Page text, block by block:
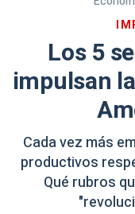
Los 5
impulsan
Cada vez más
productivos
Qué rubros